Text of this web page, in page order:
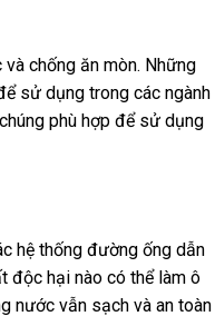
chống ăn mòn. Những
sử dụng trong các ngành
phù hợp để sử dụng
hệ thống đường ống dẫn
độc hại nào có thể làm ô
nước vẫn sạch và an toàn